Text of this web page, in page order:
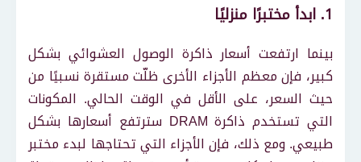
1. ابدأ مختبرًا منزليًا
بينما ارتفعت أسعار ذاكرة الوصول العشوائي بشكل
كبير، فإن معظم الأجزاء الأخرى ظلّت مستقرة نسبيًا من
حيث السعر، على الأقل في الوقت الحالي. المكونات
التي تستخدم ذاكرة DRAM سترتفع أسعارها بشكل
طبيعي. ومع ذلك، فإن الأجزاء التي تحتاجها لبدء مختبر